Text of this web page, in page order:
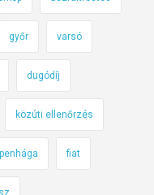
győr varsó
dugódíj
közúti ellenőrzés
fiat